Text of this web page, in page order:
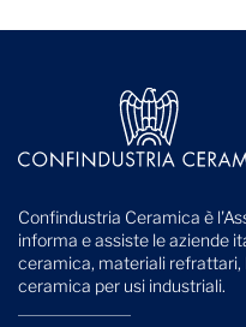
Confindustria Ceramica è
informa e assiste le aziende
ceramica, materiali refrattari,
ceramica per usi industriali.